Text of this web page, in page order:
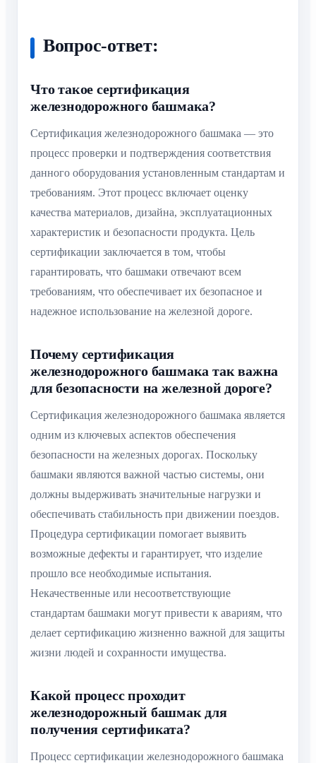
Вопрос-ответ:
Что такое сертификация
железнодорожного башмака?
Сертификация железнодорожного башмака — это
процесс проверки и подтверждения соответствия
данного оборудования установленным стандартам и
требованиям. Этот процесс включает оценку
качества материалов, дизайна, эксплуатационных
характеристик и безопасности продукта. Цель
сертификации заключается в том, чтобы
гарантировать, что башмаки отвечают всем
требованиям, что обеспечивает их безопасное и
надежное использование на железной дороге.
Почему сертификация
железнодорожного башмака так важна
для безопасности на железной дороге?
Сертификация железнодорожного башмака является
одним из ключевых аспектов обеспечения
безопасности на железных дорогах. Поскольку
башмаки являются важной частью системы, они
должны выдерживать значительные нагрузки и
обеспечивать стабильность при движении поездов.
Процедура сертификации помогает выявить
возможные дефекты и гарантирует, что изделие
прошло все необходимые испытания.
Некачественные или несоответствующие
стандартам башмаки могут привести к авариям, что
делает сертификацию жизненно важной для защиты
жизни людей и сохранности имущества.
Какой процесс проходит
железнодорожный башмак для
получения сертификата?
Процесс сертификации железнодорожного башмака